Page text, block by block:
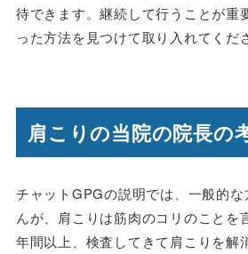
待できます。継続して行うことが重
った方法を見つけて取り入れてくだ
肩こりの当院の院長の
チャットGPGの説明では、一般的
んが、肩こりは筋肉のコリのことを
年間以上、検査してきて肩こりを解